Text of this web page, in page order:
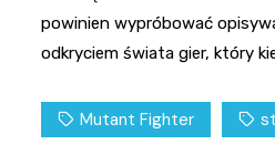
powinien wypróbować
odkryciem świata gier, który
Mutant Fighter